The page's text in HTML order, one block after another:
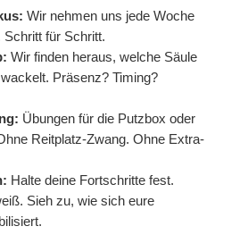
Wir nehmen uns jede Woche
Schritt für Schritt.
Wir finden heraus, welche Säule
Präsenz? Timing?
Übungen für die Putzbox oder
Reitplatz-Zwang. Ohne Extra-
Halte deine Fortschritte fest.
Sieh zu, wie sich eure